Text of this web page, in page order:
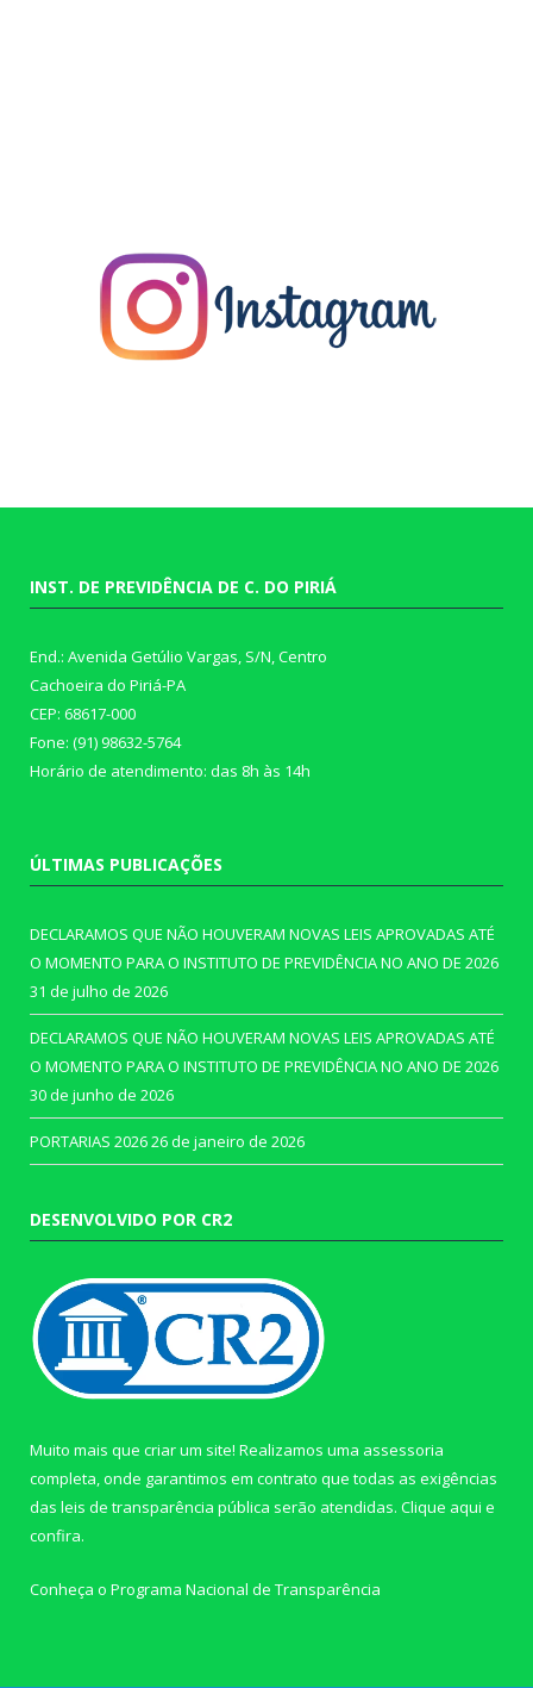
INST. DE PREVIDÊNCIA DE C. DO PIRIÁ
End.: Avenida Getúlio Vargas, S/N, Centro
Cachoeira do Piriá-PA
CEP: 68617-000
Fone: (91) 98632-5764
Horário de atendimento: das 8h às 14h
ÚLTIMAS PUBLICAÇÕES
DECLARAMOS QUE NÃO HOUVERAM NOVAS LEIS APROVADAS ATÉ
O MOMENTO PARA O INSTITUTO DE PREVIDÊNCIA NO ANO DE 2026
31 de julho de 2026
DECLARAMOS QUE NÃO HOUVERAM NOVAS LEIS APROVADAS ATÉ
O MOMENTO PARA O INSTITUTO DE PREVIDÊNCIA NO ANO DE 2026
30 de junho de 2026
PORTARIAS 202626 de janeiro de 2026
DESENVOLVIDO POR CR2
Muito mais que criar um site! Realizamos uma assessoria
completa, onde garantimos em contrato que todas as exigências
das leis de transparência pública serão atendidas. Clique aqui e
confira.
Conheça o Programa Nacional de Transparência